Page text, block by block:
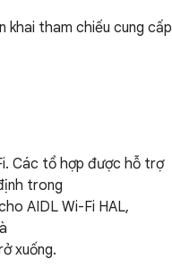
khai tham chiếu cung cấp
Các tổ hợp được hỗ trợ
trong
AIDL Wi-Fi HAL,
xuống.